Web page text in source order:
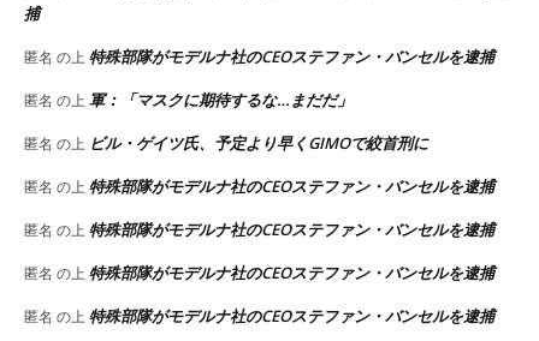
捕
匿名 の上 特殊部隊がモデルナ社のCEOステファン・バンセルを逮捕
匿名 の上 軍：「マスクに期待するな…まだだ」
匿名 の上 ビル・ゲイツ氏、予定より早くGIMOで絞首刑に
匿名 の上 特殊部隊がモデルナ社のCEOステファン・バンセルを逮捕
匿名 の上 特殊部隊がモデルナ社のCEOステファン・バンセルを逮捕
匿名 の上 特殊部隊がモデルナ社のCEOステファン・バンセルを逮捕
匿名 の上 特殊部隊がモデルナ社のCEOステファン・バンセルを逮捕